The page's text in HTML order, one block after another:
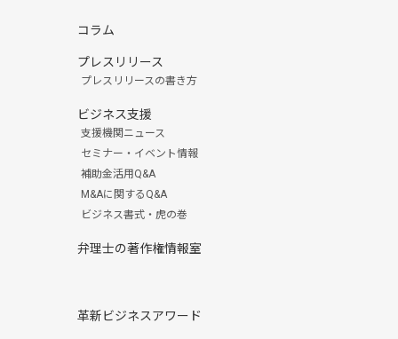
コラム
プレスリリース
プレスリリースの書き方
ビジネス支援
支援機関ニュース
セミナー・イベント情報
補助金活用Q&A
M&Aに関するQ&A
ビジネス書式・虎の巻
弁理士の著作権情報室
革新ビジネスアワード